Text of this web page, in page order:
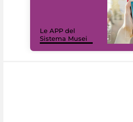
Le APP del
Sistema Musei